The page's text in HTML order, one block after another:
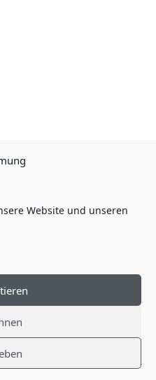
Website und unseren